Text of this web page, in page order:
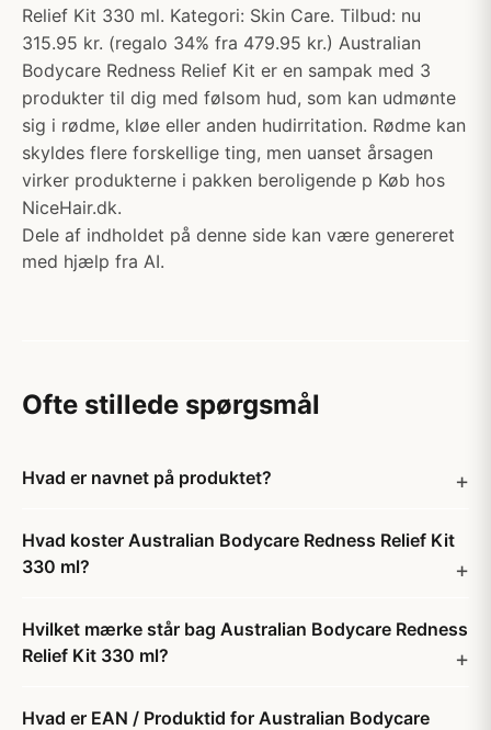
Relief Kit 330 ml. Kategori: Skin Care. Tilbud: nu
315.95 kr. (regalo 34% fra 479.95 kr.) Australian
Bodycare Redness Relief Kit er en sampak med 3
produkter til dig med følsom hud, som kan udmønte
sig i rødme, kløe eller anden hudirritation. Rødme kan
skyldes flere forskellige ting, men uanset årsagen
virker produkterne i pakken beroligende p Køb hos
NiceHair.dk.
Dele af indholdet på denne side kan være genereret
med hjælp fra AI.
Ofte stillede spørgsmål
Hvad er navnet på produktet?
Hvad koster Australian Bodycare Redness Relief Kit
330 ml?
Hvilket mærke står bag Australian Bodycare Redness
Relief Kit 330 ml?
Hvad er EAN / Produktid for Australian Bodycare